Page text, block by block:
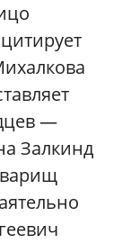
—
Залкинд